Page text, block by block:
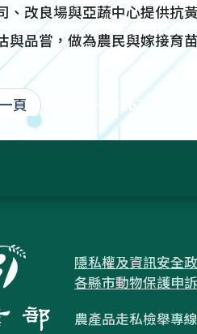
、改良場與亞蔬中心提供抗
與品嘗，做為農民與嫁接育
頁 114-12-31:267
隱私權及資訊安全
各縣市動物保護申
農產品走私檢舉專